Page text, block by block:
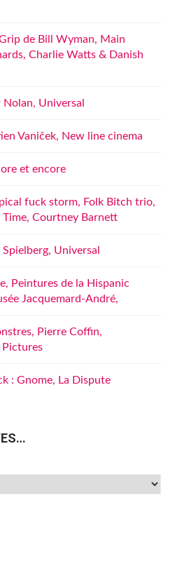
de Bill Wyman, Main
Charlie Watts & Danish
Nolan, Universal
Vaniček, New line cinema
et encore
fuck storm, Folk Bitch trio,
Courtney Barnett
Universal
Peintures de la Hispanic
Jacquemard-André,
Pierre Coffin,
Pictures
: Gnome, La Dispute